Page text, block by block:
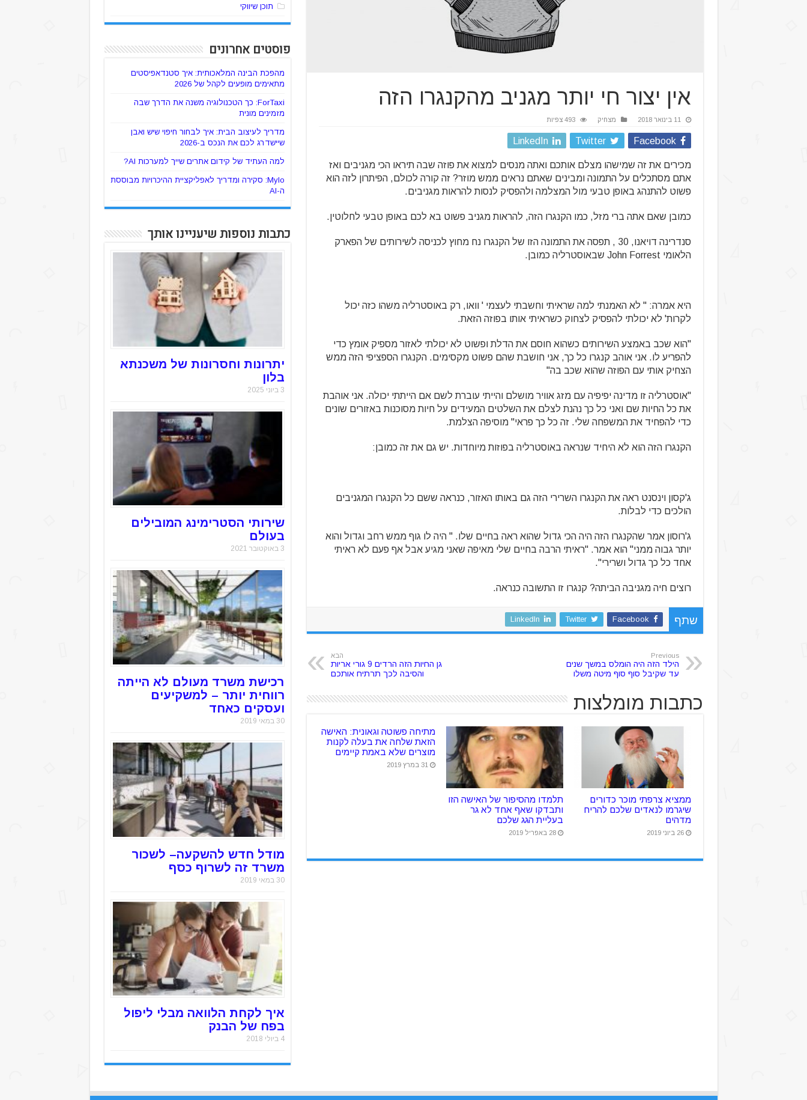
אין יצור חי יותר מגניב מהקנגרו הזה
11 בינואר 2018 מצחיק 493 צפיות
Facebook
Twitter
LinkedIn
מכירים את זה שמישהו מצלם אותכם ואתה מנסים למצוא את פוזה שבה תיראו הכי מגניבים ואז
אתם מסתכלים על התמונה ומבינים שאתם נראים ממש מוזר? זה קורה לכולם, הפיתרון לזה הוא
פשוט להתנהג באופן טבעי מול המצלמה ולהפסיק לנסות להראות מגניבים.
כמובן שאם אתה ברי מזל, כמו הקנגרו הזה, להראות מגניב פשוט בא לכם באופן טבעי לחלוטין.
סנדרינה דויאנו, 30 , תפסה את התמונה הזו של הקנגרו נח מחוץ לכניסה לשירותים של הפארק
הלאומי John Forrest שבאוסטרליה כמובן.
היא אמרה: " לא האמנתי למה שראיתי וחשבתי לעצמי ' וואו, רק באוסטרליה משהו כזה יכול
לקרות' לא יכולתי להפסיק לצחוק כשראיתי אותו בפוזה הזאת.
"הוא שכב באמצע השירותים כשהוא חוסם את הדלת ופשוט לא יכולתי לאזור מספיק אומץ כדי
להפריע לו. אני אוהב קנגרו כל כך, אני חושבת שהם פשוט מקסימים. הקנגרו הספציפי הזה ממש
הצחיק אותי עם הפוזה שהוא שכב בה"
"אוסטרליה זו מדינה יפיפיה עם מזג אוויר מושלם והייתי עוברת לשם אם הייתתי יכולה. אני אוהבת
את כל החיות שם ואני כל כך נהנת לצלם את השלטים המעידים על חיות מסוכנות באזורים שונים
כדי להפחיד את המשפחה שלי. זה כל כך פראי" מוסיפה הצלמת.
הקנגרו הזה הוא לא היחיד שנראה באוסטרליה בפוזות מיוחדות. יש גם את זה כמובן:
ג'קסון וינסנט ראה את הקנגרו השרירי הזה גם באותו האזור, כנראה ששם כל הקנגרו המגניבים
הולכים כדי לבלות.
ג'רוסון אמר שהקנגרו הזה היה הכי גדול שהוא ראה בחיים שלו. " היה לו גוף ממש רחב וגדול והוא
יותר גבוה ממני" הוא אמר. "ראיתי הרבה בחיים שלי מאיפה שאני מגיע אבל אף פעם לא ראיתי
אחד כל כך גדול ושרירי".
רוצים חיה מגניבה הביתה? קנגרו זו התשובה כנראה.
שתף Facebook
Twitter
LinkedIn
Previous
הילד הזה היה הומלס במשך שנים
עד שקיבל סוף סוף מיטה משלו
הבא
גן החיות הזה הרדים 9 גורי אריות
והסיבה לכך תרתיח אותכם
כתבות מומלצות
ממציא צרפתי מוכר כדורים
שיגרמו לנאדים שלכם להריח
מדהים
26 ביוני 2019
תלמדו מהסיפור של האישה הזו
ותבדקו שאף אחד לא גר
בעליית הגג שלכם
28 באפריל 2019
מתיחה פשוטה וגאונית: האישה
הזאת שלחה את בעלה לקנות
מוצרים שלא באמת קיימים
31 במרץ 2019
תוכן שיווקי
פוסטים אחרונים
מהפכת הבינה המלאכותית: איך סטנדאפיסטים
מתאימים מופעים לקהל של 2026
ForTaxi: כך הטכנולוגיה משנה את הדרך שבה
מזמינים מונית
מדריך לעיצוב הבית: איך לבחור חיפוי שיש ואבן
שיישדרג לכם את הנכס ב-2026
למה העתיד של קידום אתרים שייך למערכות AI?
Mylo: סקירה ומדריך לאפליקציית ההיכרויות מבוססת
ה-AI
כתבות נוספות שיעניינו אותך
יתרונות וחסרונות של משכנתא
בלון
3 ביוני 2025
שירותי הסטרימינג המובילים
בעולם
3 באוקטובר 2021
רכישת משרד מעולם לא הייתה
רווחית יותר – למשקיעים
ועסקים כאחד
30 במאי 2019
מודל חדש להשקעה– לשכור
משרד זה לשרוף כסף
30 במאי 2019
איך לקחת הלוואה מבלי ליפול
בפח של הבנק
4 ביולי 2018